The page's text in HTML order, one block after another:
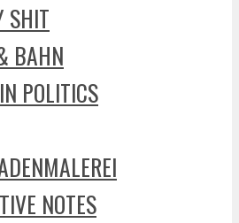
SHIT
BAHN
POLITICS
NOTES